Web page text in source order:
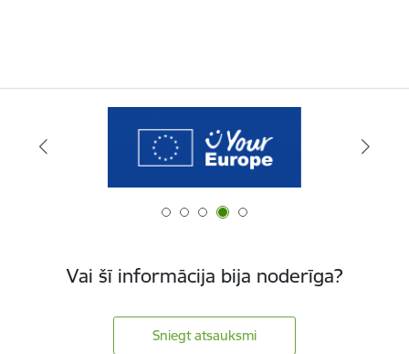
Vai šī informācija bija noderīga?
Sniegt atsauksmi